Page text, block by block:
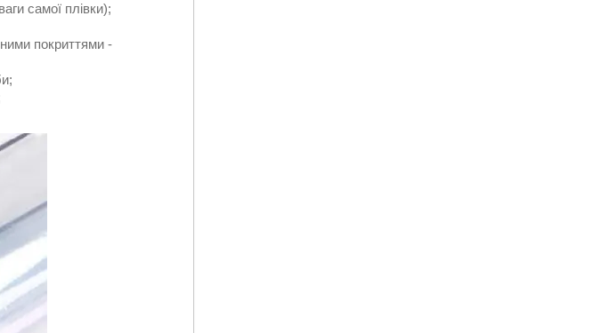
самої плівки);
покриттями -